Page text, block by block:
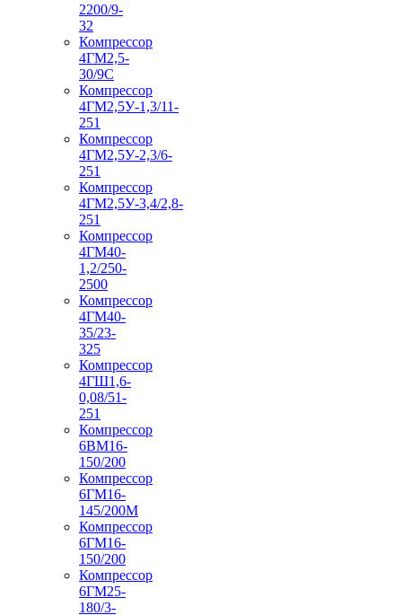
2200/9-
32
Компрессор
4ГМ2,5-
30/9С
Компрессор
4ГМ2,5У-1,3/11-
251
Компрессор
4ГМ2,5У-2,3/6-
251
Компрессор
4ГМ2,5У-3,4/2,8-
251
Компрессор
4ГМ40-
1,2/250-
2500
Компрессор
4ГМ40-
35/23-
325
Компрессор
4ГШ1,6-
0,08/51-
251
Компрессор
6ВМ16-
150/200
Компрессор
6ГМ16-
145/200М
Компрессор
6ГМ16-
150/200
Компрессор
6ГМ25-
180/3-